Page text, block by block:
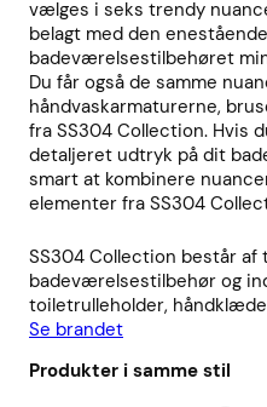
vælges i seks trendy
belagt med den
badeværelsestilbehøret
Du får også de samme
håndvaskarmaturerne,
fra SS304 Collection. Hvis
detaljeret udtryk på dit
smart at kombinere
elementer fra SS304
SS304 Collection består
badeværelsestilbehør og
toiletrulleholder,
Se brandet
Produkter i samme stil